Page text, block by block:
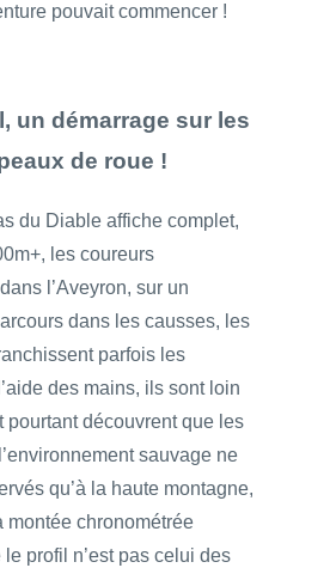
pouvait commencer !
un démarrage sur les
de roue !
du Diable affiche complet,
les coureurs
l’Aveyron, sur un
dans les causses, les
parfois les
des mains, ils sont loin
pourtant découvrent que les
sauvage ne
qu’à la haute montagne,
montée chronométrée
profil n’est pas celui des